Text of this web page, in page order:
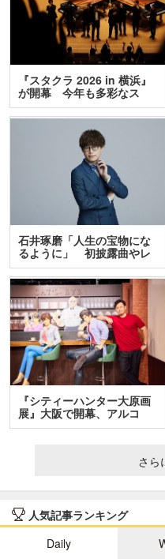
『スタクラ 2026 in 横浜』
が開幕 今年も多彩なス
テ…
石井琢磨「人生の宝物にな
るように」 初披露曲やレ
ア…
『シティーハンター大原画
展』大阪で開幕、アルコ
＆…
さら
人気記事ランキング
Daily